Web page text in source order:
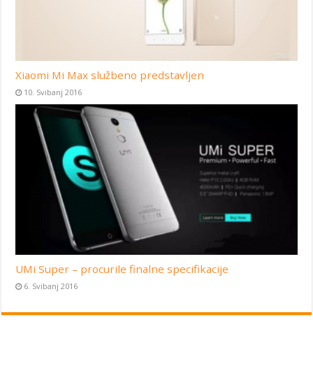
Xiaomi Mi Max službeno predstavljen
10. Svibanj 2016
UMi Super – procurile finalne specifikacije
6. Svibanj 2016